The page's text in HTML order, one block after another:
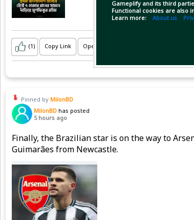
Gameplify and its third
Functional cookies are also
Learn more: About us
(1) Copy Link Open
Pinned by MilonBD
MilonBD has posted
5 hours ago
Finally, the Brazilian star is on the way to
Guimarães from Newcastle.